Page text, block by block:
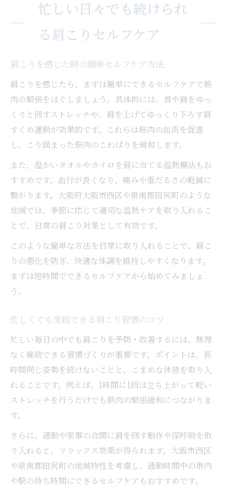
肩こり改善へ導く自宅ケアの新習慣
自宅で始める肩こりセルフケアの基本
日常生活に溶け込む肩こり解消の新習慣
肩こりケアを継続するための工夫とポイン
ト
毎日3分でできる肩こり予防ストレッチ
ストレッチで実感する肩こり軽減のコツ
肩こり解消に役立つ基本ストレッチ術
肩こりを緩和する肩甲骨ストレッチ方法
仕事合間にできる肩こり予防の体操紹介
肩こりに効く深呼吸と姿勢意識の重要性
肩こりが楽になるストレッチのポイント
セルフケアが支える肩の健康と再発予防
肩こりを繰り返さないためのセルフケア
肩こり予防に大切な日々のケアポイント
肩こりと姿勢の関係を知るセルフケア習慣
温熱療法で肩こりを和らげる毎日の工夫
肩こり改善に役立つ温熱ケアの方法紹介
自宅でできる肩こり温熱療法のポイント
肩こり対策に温タオル活用の効果とコツ
入浴で肩こりを和らげるリラックス術
日常に根づく肩こり対策で快適な生活を
肩こりに悩まないための生活習慣の見直し
日常動作で肩こり予防を意識するポイント
忙しい日々でも続けられ
る肩こりセルフケア
肩こりを感じた時の簡単セルフケア方法
肩こりを感じたら、まずは簡単にできるセルフケアで筋
肉の緊張をほぐしましょう。具体的には、首や肩をゆっ
くりと回すストレッチや、肩を上げてゆっくり下ろす肩
すくめ運動が効果的です。これらは筋肉の血流を促進
し、こり固まった筋肉のこわばりを緩和します。
また、温かいタオルやカイロを肩に当てる温熱療法もお
すすめです。血行が良くなり、痛みや重だるさの軽減に
繋がります。大阪府大阪市西区や泉南郡田尻町のような
地域では、季節に応じて適切な温熱ケアを取り入れるこ
とで、日常の肩こり対策として有効です。
このような簡単な方法を日常に取り入れることで、肩こ
りの悪化を防ぎ、快適な体調を維持しやすくなります。
まずは短時間でできるセルフケアから始めてみましょ
う。
忙しくても実践できる肩こり習慣のコツ
忙しい毎日の中でも肩こりを予防・改善するには、無理
なく継続できる習慣づくりが重要です。ポイントは、長
時間同じ姿勢を続けないことと、こまめな休憩を取り入
れることです。例えば、1時間に1回は立ち上がって軽い
ストレッチを行うだけでも筋肉の緊張緩和につながりま
す。
さらに、通勤や家事の合間に肩を回す動作や深呼吸を取
り入れると、リラックス効果が得られます。大阪市西区
や泉南郡田尻町の地域特性を考慮し、通勤時間中の車内
や駅の待ち時間にできるセルフケアもおすすめです。